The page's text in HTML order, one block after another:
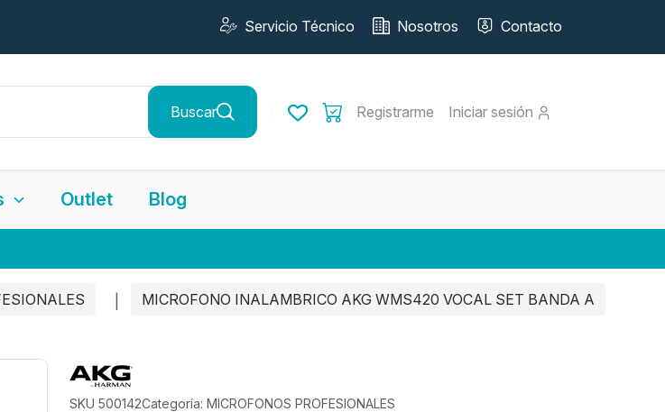
Servicio Técnico Nosotros Contacto
Buscar Registrarme Iniciar sesión
Outlet Blog
MICROFONO INALAMBRICO AKG WMS420 VOCAL SET BANDA A
SKU 500142Categoría: MICROFONOS PROFESIONALES